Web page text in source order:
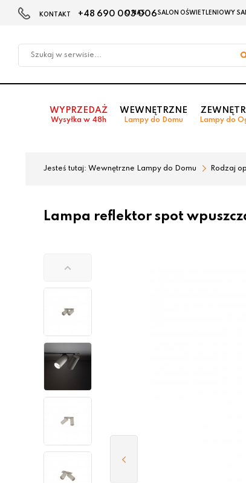
w
KONTAKT +48 690 003 006
O NAS SALON OŚWIETLENIOWY
WYPRZEDAŻ
Wysyłka w 48h
WEWNĘTRZNE
Lampy do Domu Lampy do
Jesteś tutaj: Wewnętrzne Lampy do Domu Rodzaj
Lampa reflektor spot